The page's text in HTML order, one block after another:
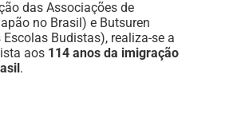
das Associações de
no Brasil) e Butsuren
Escolas Budistas), realiza-se a
aos 114 anos da imigração
.